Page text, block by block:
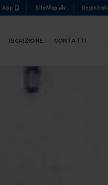
App SiteMap Registrati
ISCRIZIONE CONTATTI